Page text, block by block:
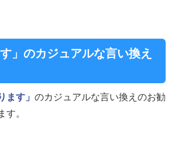
」のカジュアルな言い換え
ます」 のカジュアルな言い換えのお勧
す。